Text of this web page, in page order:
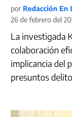
por Redacción En
26 de febrero del
La investigada
colaboración
implicancia del
presuntos